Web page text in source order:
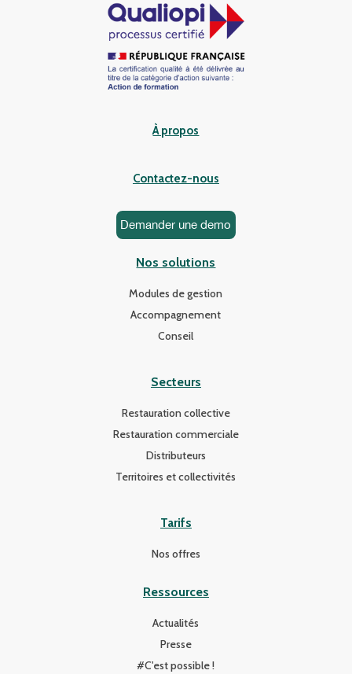
À propos
Contactez-nous
Demander une demo
Nos solutions
Modules de gestion
Accompagnement
Conseil
Secteurs
Restauration collective
Restauration commerciale
Distributeurs
Territoires et collectivités
Tarifs
Nos offres
Ressources
Actualités
Presse
#C'est possible !